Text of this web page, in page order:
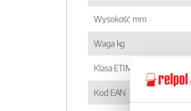
Wysokość mm
Waga kg
Klasa ETIM
Kod EAN